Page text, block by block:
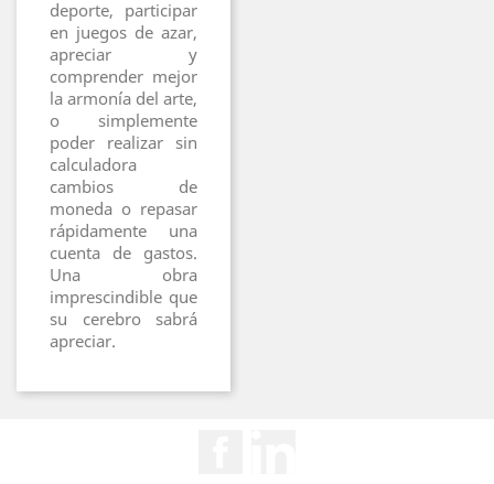
deporte, participar
en juegos de azar,
apreciar y
comprender mejor
la armonía del arte,
o simplemente
poder realizar sin
calculadora
cambios de
moneda o repasar
rápidamente una
cuenta de gastos.
Una obra
imprescindible que
su cerebro sabrá
apreciar.